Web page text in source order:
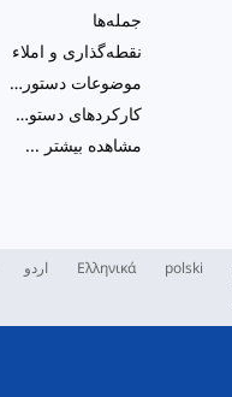
جمله‌ها
نقطه‌گذاری و املاء
موضوعات دستور زبان متنوع
کارکردهای دستوری
مشاهده بیشتر ...
polski
Ελληνικά اردو